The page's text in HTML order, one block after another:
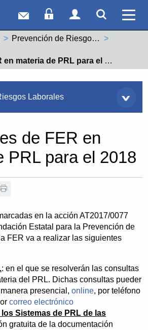
Correo webAcceso Socios
Acceso
Prevención de Riesgos Laborales
materia de PRL para el 2018
Laborales
de FER en
PRL para el 2018
Twitter
por Linkedin
por whatsapp
Imprimir
en la acción AT2017/0077
Estatal para la Prevención de
FER va a realizar las siguientes
: en el que se resolverán las consultas
del PRL. Dichas consultas pueder
presencial,online, por teléfono
correo electrónico
Sistemas de PRL de las
gratuita de la documentación